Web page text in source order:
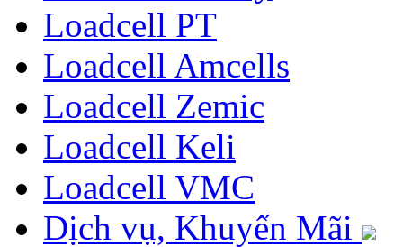
Loadcell PT
Loadcell Amcells
Loadcell Zemic
Loadcell Keli
Loadcell VMC
Dịch vụ, Khuyến Mãi